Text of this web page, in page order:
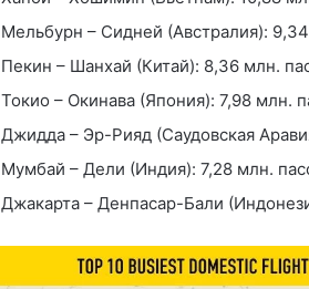
Мельбурн – Сидней (Австралия):
Пекин – Шанхай (Китай): 8,36 млн.
Токио – Окинава (Япония): 7,98 млн.
Джидда – Эр-Рияд (Саудовская
Мумбай – Дели (Индия): 7,28 млн.
Джакарта – Денпасар-Бали